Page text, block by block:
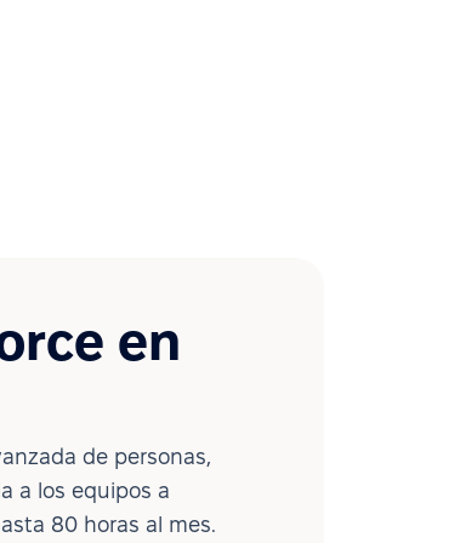
en
de personas,
a los equipos a
80 horas al mes.